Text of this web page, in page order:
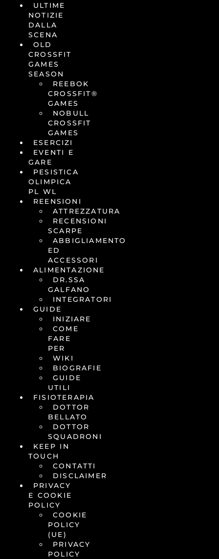
ULTIME
NOTIZIE
DALLA
SCENA
OLD
CROSSFIT
GAMES
SEASON
REEBOK
CROSSFIT®
GAMES
NOBULL
CROSSFIT
GAMES
ESERCIZI
EVENTI E
GARE
PESISTICA
OLIMPICA
PL WL
REENSIONI
ATTREZZATURA
RECENSIONI
SCARPE
ABBIGLIAMENTO
ED
ACCESSORI
ALIMENTAZIONE
DR.SSA
GALFANO
INTEGRATORI
GUIDE
INIZIARE
COME
FARE
PER
WIKI
BIOGRAFIE
GUIDE
UTILI
FISIOTERAPIA
DOTTOR
BELLATO
DOTTOR
SQUADRONI
KEEP IN
TOUCH
CONTATTI
DISCLAIMER
PRIVACY
E COOKIE
POLICY
COOKIE
POLICY
(UE)
PRIVACY
POLICY